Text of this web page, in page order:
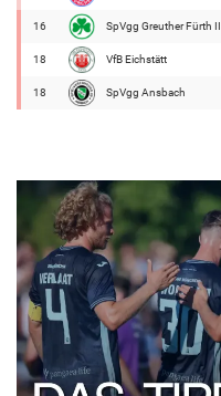
16 SpVgg Greuther Fürth II
18 VfB Eichstätt
18 SpVgg Ansbach